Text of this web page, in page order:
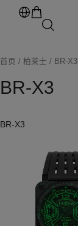
首页 / 柏莱士 / BR-X3
BR-X3
BR-X3